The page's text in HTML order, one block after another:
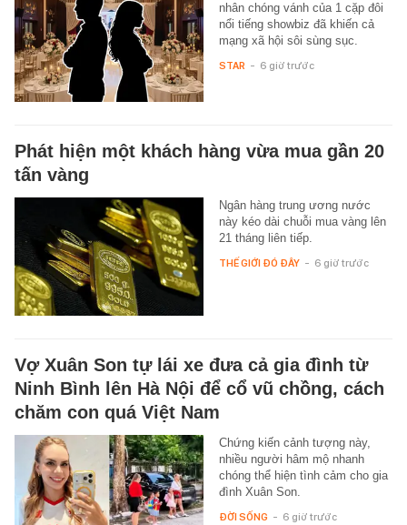
nhân chóng vánh của 1 cặp đôi
nổi tiếng showbiz đã khiến cả
mạng xã hội sôi sùng sục.
STAR - 6 giờ trước
Phát hiện một khách hàng vừa mua gần 20
tấn vàng
Ngân hàng trung ương nước
này kéo dài chuỗi mua vàng lên
21 tháng liên tiếp.
THẾ GIỚI ĐÓ ĐÂY - 6 giờ trước
Vợ Xuân Son tự lái xe đưa cả gia đình từ
Ninh Bình lên Hà Nội để cổ vũ chồng, cách
chăm con quá Việt Nam
Chứng kiến cảnh tượng này,
nhiều người hâm mộ nhanh
chóng thể hiện tình cảm cho gia
đình Xuân Son.
ĐỜI SỐNG - 6 giờ trước